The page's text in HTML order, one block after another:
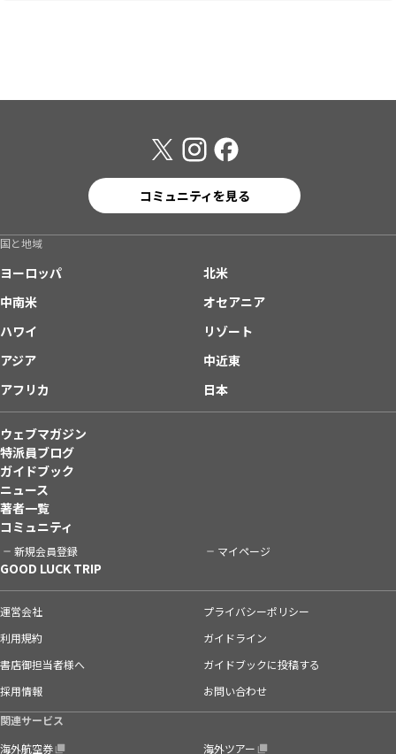
コミュニティを見る
国と地域
ヨーロッパ
北米
中南米
オセアニア
ハワイ
リゾート
アジア
中近東
アフリカ
日本
ウェブマガジン
特派員ブログ
ガイドブック
ニュース
著者一覧
コミュニティ
新規会員登録 マイページ
GOOD LUCK TRIP
運営会社
プライバシーポリシー
利用規約
ガイドライン
書店御担当者様へ
ガイドブックに投稿する
採用情報
お問い合わせ
関連サービス
海外航空券
海外ツアー